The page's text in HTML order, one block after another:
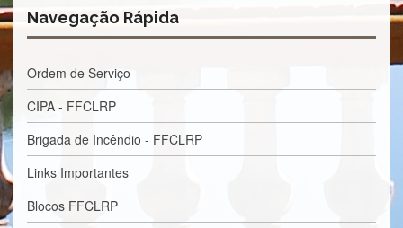
Oportunidades
Infraestrutura
Formulários
Contato
CULTURA
E
EXTENSÃO
Apresentação
Navegação Rápida
Ordem de Serviço
CIPA - FFCLRP
Brigada de Incêndio - FFCLRP
Links Importantes
Blocos FFCLRP